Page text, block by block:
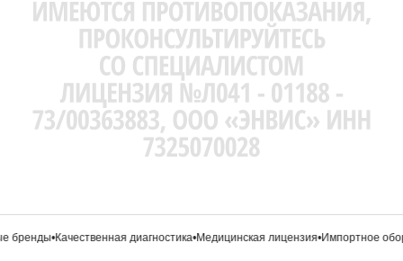
бренды•Качественная диагностика•Медицинская лицензия•Импортное